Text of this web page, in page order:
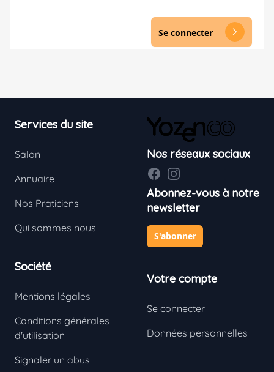
Se connecter arrow_forward_ios
Services du site
Salon
Annuaire
Nos Praticiens
Qui sommes nous
Société
Mentions légales
Conditions générales
d'utilisation
Signaler un abus
Nos réseaux sociaux
FacebookInstagram
Abonnez-vous à notre
newsletter
S'abonner
Votre compte
Se connecter
Données personnelles